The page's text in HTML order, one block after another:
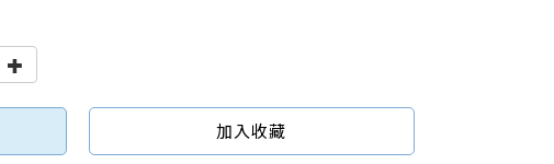
加入收藏